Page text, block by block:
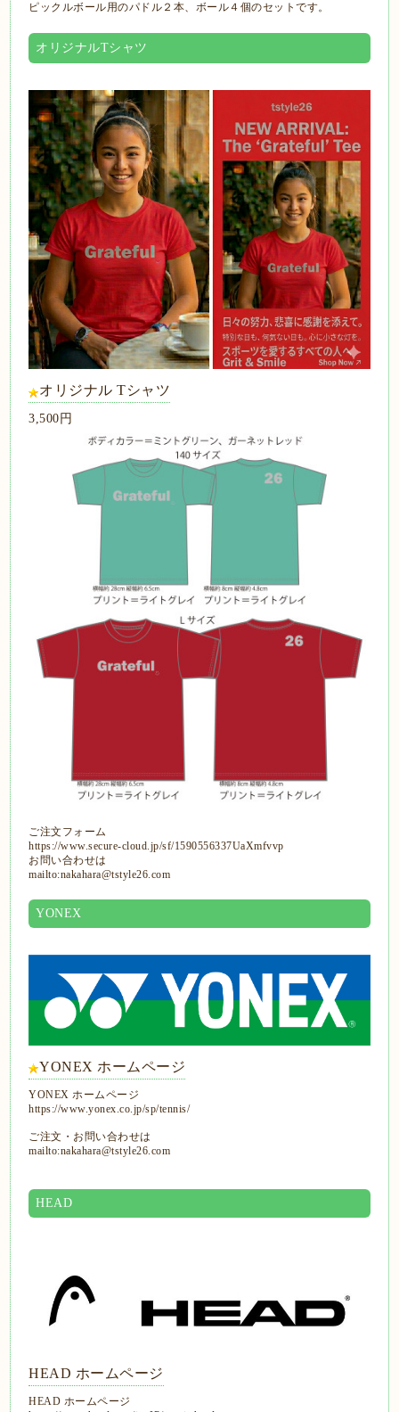
ピックルボール用のパドル２本、ボール４個のセットです。
オリジナルTシャツ
オリジナル Tシャツ
3,500円
ご注文フォーム
https://www.secure-cloud.jp/sf/1590556337UaXmfvvp
お問い合わせは
mailto:nakahara@tstyle26.com
YONEX
YONEX ホームページ
YONEX ホームページ
https://www.yonex.co.jp/sp/tennis/
ご注文・お問い合わせは
mailto:nakahara@tstyle26.com
HEAD
HEAD ホームページ
HEAD ホームページ